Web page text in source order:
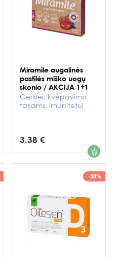
Miramile augalinės
pastilės miško uogų
skonio / AKCIJA 1+1
Gerklei, kvėpavimo
takams, imunitetui
3.38 € 1
-30%